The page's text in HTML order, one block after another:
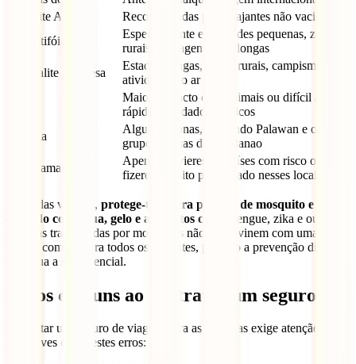
Hepatite A e B
Recomendadas para viajantes não vacinados
Febre tifóide
Especialmente em cidades pequenas, zonas
rurais ou viagens mais longas
Encefalite japonesa
Estadias longas, zonas rurais, campismo ou
atividades ao ar livre
Maior contacto com animais ou difícil acesso
rápido a cuidados médicos
Malária
Algumas zonas, incluindo Palawan e o
grupo de ilhas de Mindanao
Febre amarela
Apenas se vieres de países com risco ou
fizeres trânsito prolongado nesses locais
Além das vacinas, protege-te contra picadas de mosquito e tem
cuidado com água, gelo e alimentos crus
. Dengue, zika e outras
doenças transmitidas por mosquitos não se previnem com uma
vacina comum para todos os viajantes, por isso a prevenção diária
continua a ser essencial.
Erros comuns ao contratar um seguro
Contratar um seguro de viagem para as Filipinas exige atenção, por
isso deves evitar estes erros: